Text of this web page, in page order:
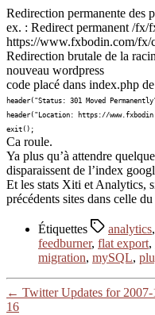
Redirection permanente des
ex. : Redirect permanent /fx/
https://www.fxbodin.com/fx/
Redirection brutale de la
nouveau wordpress
code placé dans index.php
header("Status: 301 Moved
header("Location: https://
exit();
Ca roule.
Ya plus qu’à attendre
disparaissent de l’index
Et les stats Xiti et Analytics,
précédents sites dans celle
Étiquettes analytics,
feedburner, flat export,
migration, mySQL,
← Twitter Updates for
16